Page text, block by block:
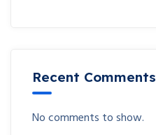
Recent Comments
No comments to show.